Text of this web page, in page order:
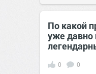
По какой
уже давно
0 0